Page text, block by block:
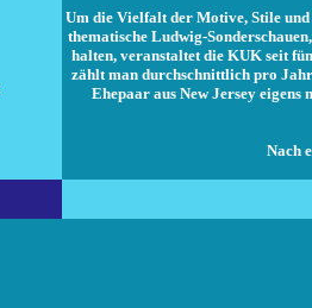
Um die Vielfalt der Motive, Stile
thematische Ludwig-
halten, veranstaltet die KUK seit
zählt man durchschnittlich pro
Ehepaar aus New Jersey
Nach